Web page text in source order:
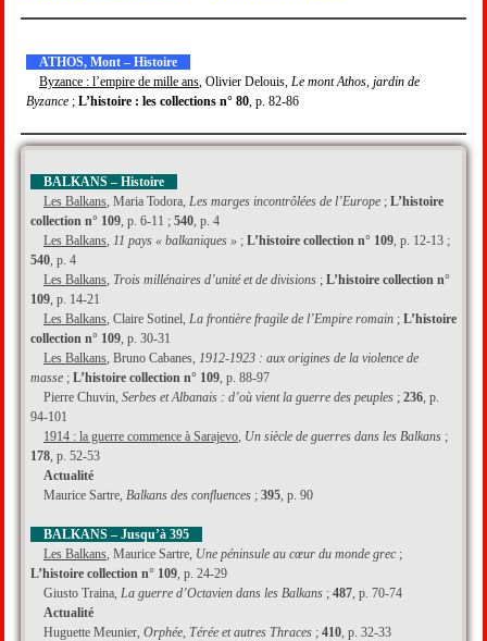
ATHOS, Mont – Histoire
Byzance : l’empire de mille ans , Olivier Delouis, Le mont Athos, jardin de
Byzance ; L’histoire : les collections n° 80 , p. 82-86
BALKANS – Histoire
Les Balkans , Maria Todora, Les marges incontrôlées de l’Europe ; L’histoire
collection n° 109 , p. 6-11 ; 540 , p. 4
Les Balkans 11 pays « balkaniques » ; L’histoire collection n° 109 , p. 12-13 ;
540 , p. 4
Les Balkans Trois millénaires d’unité et de divisions ; L’histoire collection n°
109 , p. 14-21
Les Balkans , Claire Sotinel, La frontière fragile de l’Empire romain ; L’histoire
collection n° 109 , p. 30-31
Les Balkans , Bruno Cabanes, 1912-1923 : aux origines de la violence de
masse ; L’histoire collection n° 109 , p. 88-97
Pierre Chuvin, Serbes et Albanais : d’où vient la guerre des peuples ; 236 , p.
94-101
1914 : la guerre commence à Sarajevo Un siècle de guerres dans les Balkans ;
178 , p. 52-53
Actualité
Maurice Sartre, Balkans des confluences ; 395 , p. 90
BALKANS – Jusqu’à 395
Les Balkans , Maurice Sartre, Une péninsule au cœur du monde grec ;
L’histoire collection n° 109 , p. 24-29
Giusto Traina, La guerre d’Octavien dans les Balkans ; 487 , p. 70-74
Actualité
Huguette Meunier, Orphée, Térée et autres Thraces ; 410 , p. 32-33